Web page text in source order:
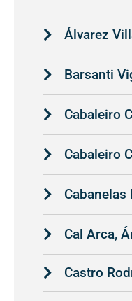
Álvarez
Barsanti
Cabaleiro
Cabaleiro
Cabanelas
Cal Arca,
Castro